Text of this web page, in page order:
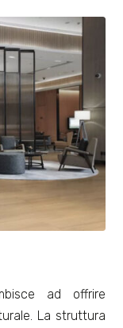
ad offrire
La struttura